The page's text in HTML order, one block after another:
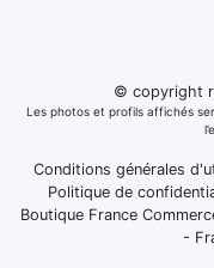
© copyright
Les photos et profils affichés
Conditions générales
Politique de
Boutique France
-